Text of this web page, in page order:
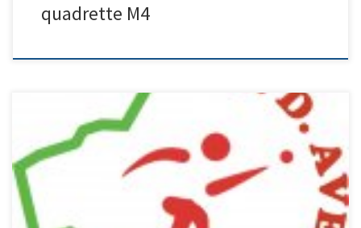
quadrette M4
F4 : Finalistes Alet / Dubuys (Millau PM) M4 : Finalistes : Joussaume –
Ollier – Milesi (Millau BCM) Champions Cramaregeas – Alet (Rodez)
M3: Finalistes : Aigouy – Roucouly – Nespoulous (Millau PM)
Inscription : 25 € par équipe. MILLAU Petit Montmartre, samedi 2